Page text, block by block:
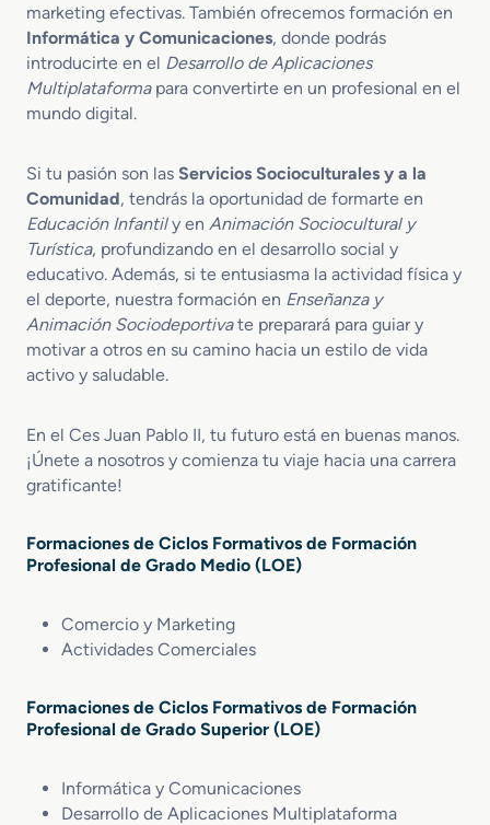
marketing efectivas. También ofrecemos formación en
Informática y Comunicaciones, donde podrás
introducirte en el Desarrollo de Aplicaciones
Multiplataformapara convertirte en un profesional en el
mundo digital.
Si tu pasión son las Servicios Socioculturales y a la
Comunidad, tendrás la oportunidad de formarte en
Educación Infantily en Animación Sociocultural y
Turística, profundizando en el desarrollo social y
educativo. Además, si te entusiasma la actividad física y
el deporte, nuestra formación en Enseñanza y
Animación Sociodeportivate preparará para guiar y
motivar a otros en su camino hacia un estilo de vida
activo y saludable.
En el Ces Juan Pablo II, tu futuro está en buenas manos.
¡Únete a nosotros y comienza tu viaje hacia una carrera
gratificante!
Formaciones de Ciclos Formativos de Formación
Profesional de Grado Medio (LOE)
Comercio y Marketing
Actividades Comerciales
Formaciones de Ciclos Formativos de Formación
Profesional de Grado Superior (LOE)
Informática y Comunicaciones
Desarrollo de Aplicaciones Multiplataforma